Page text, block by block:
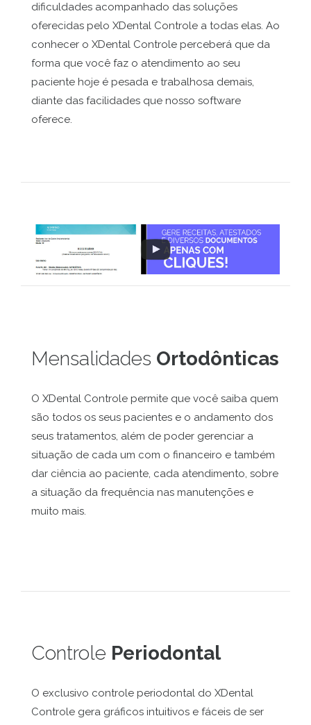
dificuldades acompanhado das soluções
oferecidas pelo XDental Controle a todas elas. Ao
conhecer o XDental Controle perceberá que da
forma que você faz o atendimento ao seu
paciente hoje é pesada e trabalhosa demais,
diante das facilidades que nosso software
oferece.
Mensalidades Ortodônticas
O XDental Controle permite que você saiba quem
são todos os seus pacientes e o andamento dos
seus tratamentos, além de poder gerenciar a
situação de cada um com o financeiro e também
dar ciência ao paciente, cada atendimento, sobre
a situação da frequência nas manutenções e
muito mais.
Controle Periodontal
O exclusivo controle periodontal do XDental
Controle gera gráficos intuitivos e fáceis de ser